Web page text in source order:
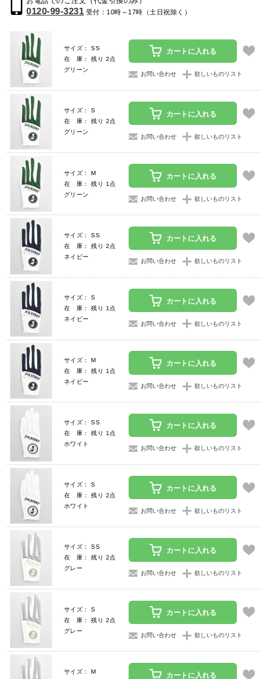
0120-99-3231 受付：10時～17時（土日祝除く）
サイズ： SS
在 庫： 残り 2点
グリーン
カートに入れる
お問い合わせ 欲しいものリスト
サイズ： S
在 庫： 残り 2点
グリーン
カートに入れる
お問い合わせ 欲しいものリスト
サイズ： M
在 庫： 残り 1点
グリーン
カートに入れる
お問い合わせ 欲しいものリスト
サイズ： SS
在 庫： 残り 2点
ネイビー
カートに入れる
お問い合わせ 欲しいものリスト
サイズ： S
在 庫： 残り 1点
ネイビー
カートに入れる
お問い合わせ 欲しいものリスト
サイズ： M
在 庫： 残り 1点
ネイビー
カートに入れる
お問い合わせ 欲しいものリスト
サイズ： SS
在 庫： 残り 1点
ホワイト
カートに入れる
お問い合わせ 欲しいものリスト
サイズ： S
在 庫： 残り 2点
ホワイト
カートに入れる
お問い合わせ 欲しいものリスト
サイズ： SS
在 庫： 残り 2点
グレー
カートに入れる
お問い合わせ 欲しいものリスト
サイズ： S
在 庫： 残り 2点
グレー
カートに入れる
お問い合わせ 欲しいものリスト
サイズ： M カートに入れる